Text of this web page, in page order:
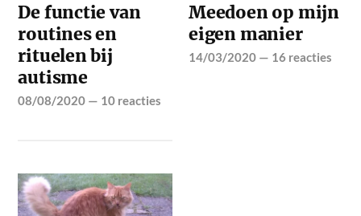
De functie van
routines en
rituelen bij
autisme
08/08/2020 — 10 reacties
Meedoen op mijn
eigen manier
14/03/2020 — 16 reacties